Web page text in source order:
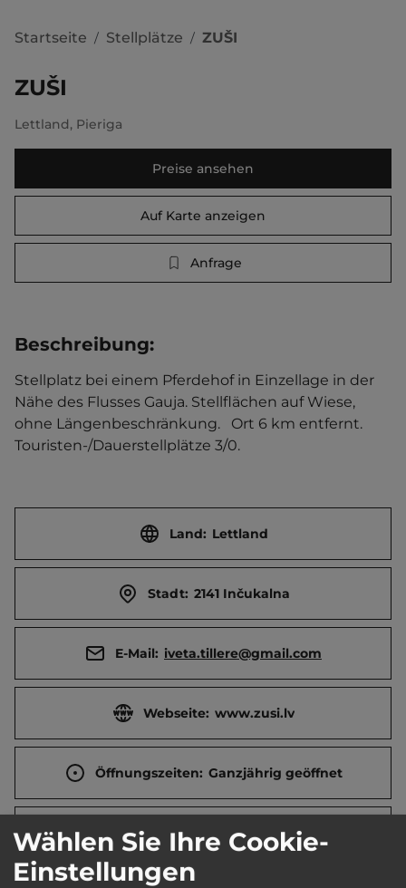
Startseite / Stellplätze / ZUŠI
ZUŠI
Lettland, Pieriga
Preise ansehen
Auf Karte anzeigen
Anfrage
Beschreibung:
Stellplatz bei einem Pferdehof in Einzellage in der
Nähe des Flusses Gauja. Stellflächen auf Wiese,
ohne Längenbeschränkung.   Ort 6 km entfernt.
Touristen-/Dauerstellplätze 3/0.
Land: Lettland
Stadt: 2141 Inčukalna
E-Mail: iveta.tillere@gmail.com
Webseite: www.zusi.lv
Öffnungszeiten: Ganzjährig geöffnet
Telefon: 00371 283 27110
Wählen Sie Ihre Cookie-
Einstellungen